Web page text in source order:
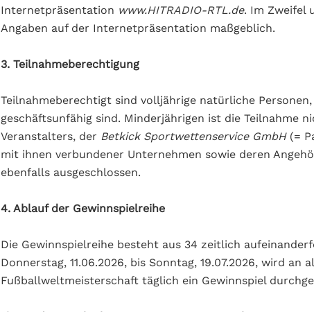
Internetpräsentation www.HITRADIO-RTL.de. Im Zweifel
Angaben auf der Internetpräsentation maßgeblich.
3. Teilnahmeberechtigung
Teilnahmeberechtigt sind volljährige natürliche
geschäftsunfähig sind. Minderjährigen ist die Teilnahme
Veranstalters, der Betkick Sportwettenservice GmbH(=
mit ihnen verbundener Unternehmen sowie deren
ebenfalls ausgeschlossen.
4. Ablauf der Gewinnspielreihe
Die Gewinnspielreihe besteht aus 34 zeitlich
Donnerstag, 11.06.2026, bis Sonntag, 19.07.2026, wird an
Fußballweltmeisterschaft täglich ein Gewinnspiel